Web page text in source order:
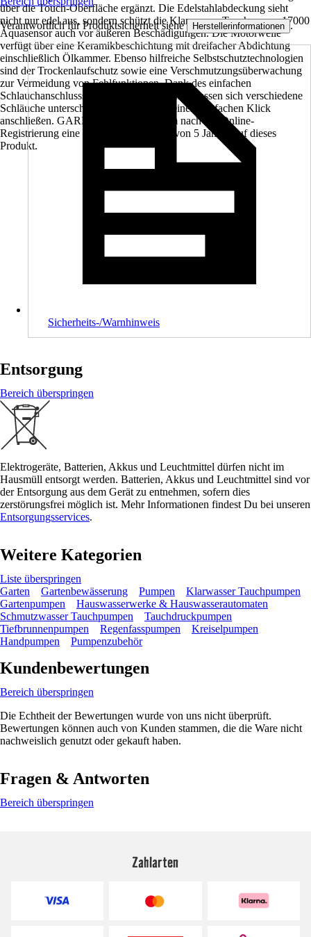
über die Touch-Oberfläche ergänzt. Die Edelstahlabdeckung sieht
nicht nur edel aus, sondern schützt die Klarwasser-Tauchpumpe 17000
Aquasensor auch vor äußeren Beschädigungen. Die Motorwelle
verfügt über eine Keramikbeschichtung mit dreifacher Abdichtung
einschließlich Ölkammer. Ebenso hilfreiche Selbstschutztechnologien
sind der Trockenlaufschutz sowie eine Verschmutzungsüberwachung
zur Vermeidung von Fehlfunktionen. Dank des einfachen
Schlauchanschlusssystems von GARDENA lassen sich verschiedene
Schläuche unterschiedlicher Größe mit einem einfachen Klick
anschließen. GARDENA vergibt zudem nach der Online-
Registrierung eine verlängerte Garantie von 5 Jahren auf dieses
Produkt.
Verantwortlich für Produktsicherheit siehe Herstellerinformationen .
Sicherheits-/Warnhinweis
Entsorgung
Bereich überspringen
Elektrogeräte, Batterien, Akkus und Leuchtmittel dürfen nicht im
Hausmüll entsorgt werden. Batterien, Akkus und Leuchtmittel sind vor
der Entsorgung aus dem Gerät zu entnehmen, sofern dies
zerstörungsfrei möglich ist. Mehr Informationen findest Du bei unseren
Entsorgungsservices.
Weitere Kategorien
Liste überspringen
Garten
Gartenbewässerung Pumpen
Klarwasser Tauchpumpen
Gartenpumpen
Hauswasserwerke & Hauswasserautomaten
Schmutzwasser Tauchpumpen
Tauchdruckpumpen
Tiefbrunnenpumpen
Regenfasspumpen
Kreiselpumpen
Handpumpen
Pumpenzubehör
Kundenbewertungen
Bereich überspringen
Die Echtheit der Bewertungen wurde von uns nicht überprüft.
Bewertungen können auch von Kunden stammen, die die Ware nicht
nachweislich genutzt oder gekauft haben.
Fragen & Antworten
Bereich überspringen
Zahlarten